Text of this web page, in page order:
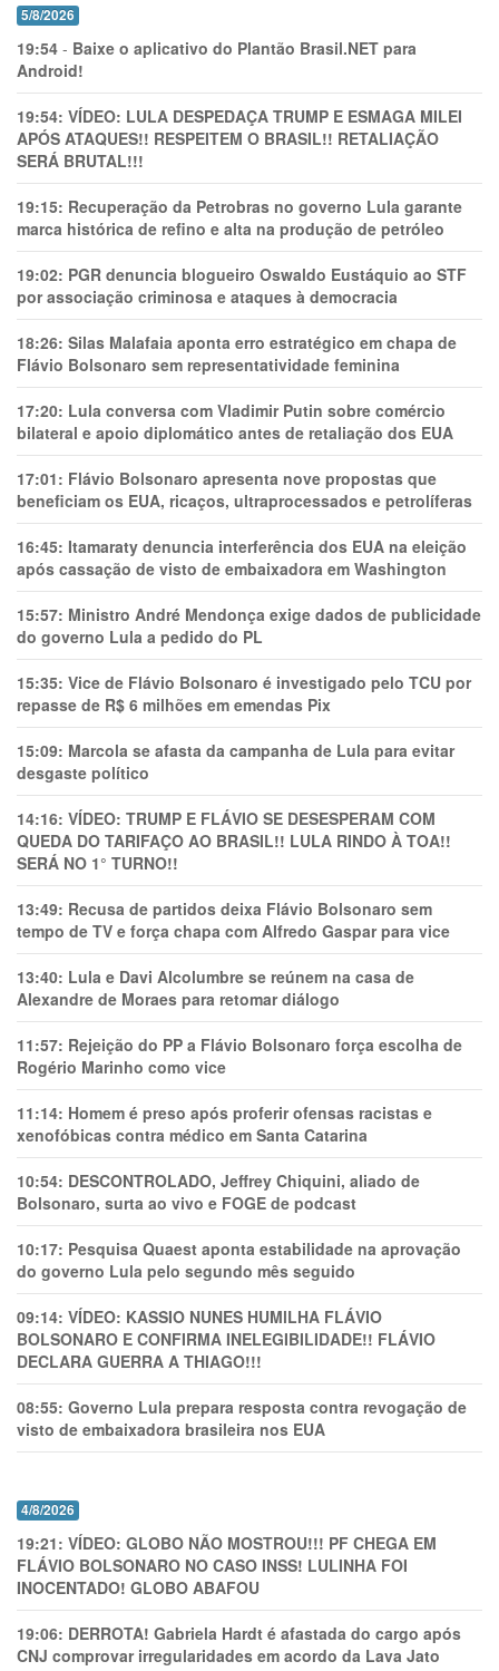
5/8/2026
19:54 - Baixe o aplicativo do Plantão Brasil.NET para
Android!
19:54: VÍDEO: LULA DESPEDAÇA TRUMP E ESMAGA MILEI
APÓS ATAQUES!! RESPEITEM O BRASIL!! RETALIAÇÃO
SERÁ BRUTAL!!!
19:15: Recuperação da Petrobras no governo Lula garante
marca histórica de refino e alta na produção de petróleo
19:02: PGR denuncia blogueiro Oswaldo Eustáquio ao STF
por associação criminosa e ataques à democracia
18:26: Silas Malafaia aponta erro estratégico em chapa de
Flávio Bolsonaro sem representatividade feminina
17:20: Lula conversa com Vladimir Putin sobre comércio
bilateral e apoio diplomático antes de retaliação dos EUA
17:01: Flávio Bolsonaro apresenta nove propostas que
beneficiam os EUA, ricaços, ultraprocessados e petrolíferas
16:45: Itamaraty denuncia interferência dos EUA na eleição
após cassação de visto de embaixadora em Washington
15:57: Ministro André Mendonça exige dados de publicidade
do governo Lula a pedido do PL
15:35: Vice de Flávio Bolsonaro é investigado pelo TCU por
repasse de R$ 6 milhões em emendas Pix
15:09: Marcola se afasta da campanha de Lula para evitar
desgaste político
14:16: VÍDEO: TRUMP E FLÁVIO SE DESESPERAM COM
QUEDA DO TARIFAÇO AO BRASIL!! LULA RINDO À TOA!!
SERÁ NO 1° TURNO!!
13:49: Recusa de partidos deixa Flávio Bolsonaro sem
tempo de TV e força chapa com Alfredo Gaspar para vice
13:40: Lula e Davi Alcolumbre se reúnem na casa de
Alexandre de Moraes para retomar diálogo
11:57: Rejeição do PP a Flávio Bolsonaro força escolha de
Rogério Marinho como vice
11:14: Homem é preso após proferir ofensas racistas e
xenofóbicas contra médico em Santa Catarina
10:54: DESCONTROLADO, Jeffrey Chiquini, aliado de
Bolsonaro, surta ao vivo e FOGE de podcast
10:17: Pesquisa Quaest aponta estabilidade na aprovação
do governo Lula pelo segundo mês seguido
09:14: VÍDEO: KASSIO NUNES HUMlLHA FLÁVIO
BOLSONARO E CONFIRMA INELEGIBILIDADE!! FLÁVIO
DECLARA GUERRA A THIAGO!!!
08:55: Governo Lula prepara resposta contra revogação de
visto de embaixadora brasileira nos EUA
4/8/2026
19:21: VÍDEO: GLOBO NÃO MOSTROU!!! PF CHEGA EM
FLÁVIO BOLSONARO NO CASO INSS! LULINHA FOI
INOCENTADO! GLOBO ABAFOU
19:06: DERROTA! Gabriela Hardt é afastada do cargo após
CNJ comprovar irregularidades em acordo da Lava Jato